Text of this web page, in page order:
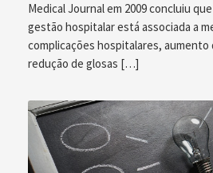
Medical Journal em 2009 concluiu
gestão hospitalar está associada a
complicações hospitalares,
redução de glosas […]